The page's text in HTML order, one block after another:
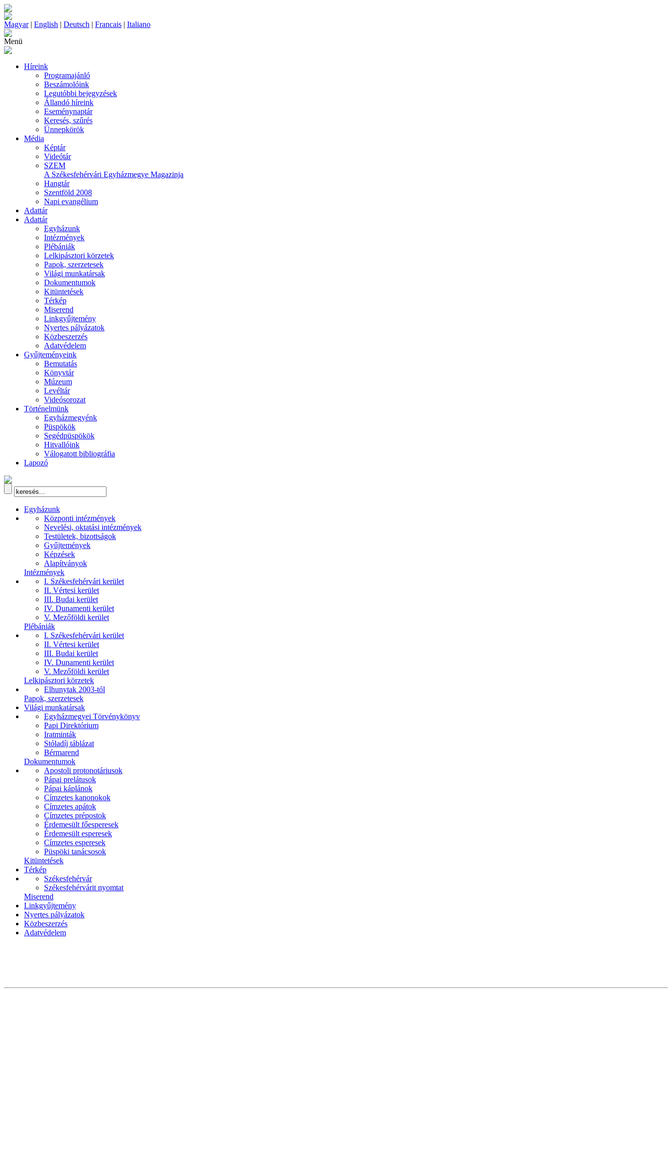
Magyar| English | Deutsch | Francais | Italiano
Menü
Híreink
Programajánló
Beszámolóink
Legutóbbi bejegyzések
Állandó híreink
Eseménynaptár
Keresés, szűrés
Ünnepkörök
Média
Képtár
Videótár
SZEM
A Székesfehérvári Egyházmegye Magazinja
Hangtár
Szentföld 2008
Napi evangélium
Adattár
Adattár
Egyházunk
Intézmények
Plébániák
Lelkipásztori körzetek
Papok, szerzetesek
Világi munkatársak
Dokumentumok
Kitüntetések
Térkép
Miserend
Linkgyűjtemény
Nyertes pályázatok
Közbeszerzés
Adatvédelem
Gyűjteményeink
Bemutatás
Könyvtár
Múzeum
Levéltár
Videósorozat
Történelmünk
Egyházmegyénk
Püspökök
Segédpüspökök
Hitvallóink
Válogatott bibliográfia
Lapozó
Egyházunk
Központi intézmények
Nevelési, oktatási intézmények
Testületek, bizottságok
Gyűjtemények
Képzések
Alapítványok
Intézmények
I. Székesfehérvári kerület
II. Vértesi kerület
III. Budai kerület
IV. Dunamenti kerület
V. Mezőföldi kerület
Plébániák
I. Székesfehérvári kerület
II. Vértesi kerület
III. Budai kerület
IV. Dunamenti kerület
V. Mezőföldi kerület
Lelkipásztori körzetek
Elhunytak 2003-tól
Papok, szerzetesek
Világi munkatársak
Egyházmegyei Törvénykönyv
Papi Direktórium
Iratminták
Stóladíj táblázat
Bérmarend
Dokumentumok
Apostoli protonotáriusok
Pápai prelátusok
Pápai káplánok
Címzetes kanonokok
Címzetes apátok
Címzetes prépostok
Érdemesült főesperesek
Érdemesült esperesek
Címzetes esperesek
Püspöki tanácsosok
Kitüntetések
Térkép
Székesfehérvár
Székesfehérvárit nyomtat
Miserend
Linkgyűjtemény
Nyertes pályázatok
Közbeszerzés
Adatvédelem